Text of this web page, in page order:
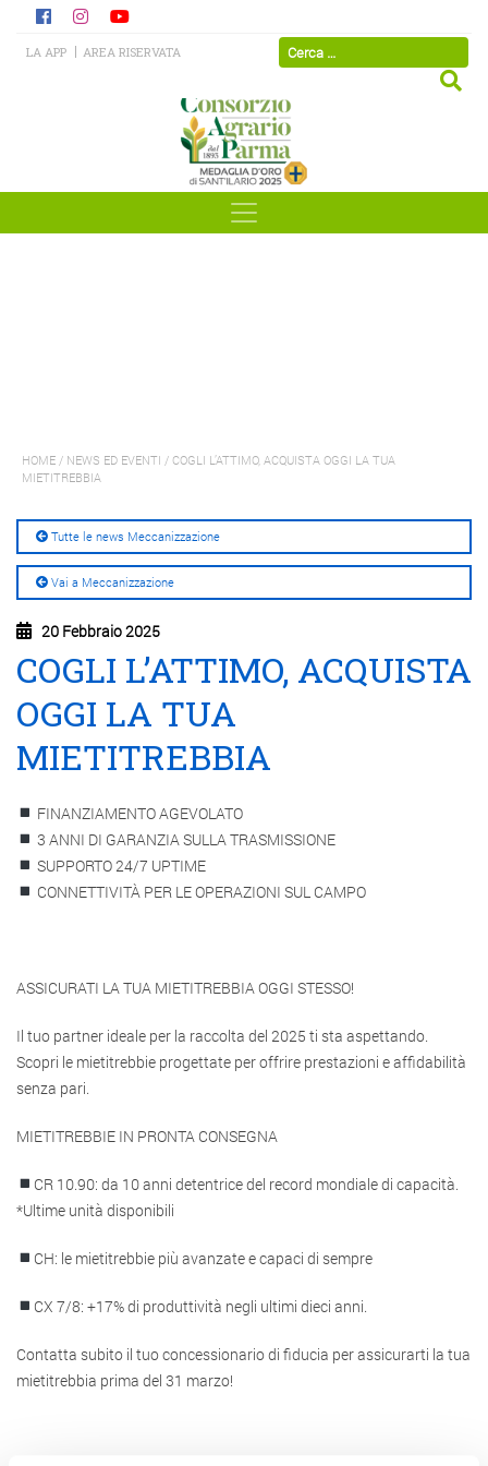
LA APP AREA RISERVATA
HOME / NEWS ED EVENTI / COGLI L’ATTIMO, ACQUISTA OGGI LA TUA
MIETITREBBIA
Tutte le news Meccanizzazione
Vai a Meccanizzazione
20 Febbraio 2025
COGLI L’ATTIMO, ACQUISTA
OGGI LA TUA
MIETITREBBIA
FINANZIAMENTO AGEVOLATO
3 ANNI DI GARANZIA SULLA TRASMISSIONE
SUPPORTO 24/7 UPTIME
CONNETTIVITÀ PER LE OPERAZIONI SUL CAMPO
ASSICURATI LA TUA MIETITREBBIA OGGI STESSO!
Il tuo partner ideale per la raccolta del 2025 ti sta aspettando.
Scopri le mietitrebbie progettate per offrire prestazioni e affidabilità
senza pari.
MIETITREBBIE IN PRONTA CONSEGNA
CR 10.90: da 10 anni detentrice del record mondiale di capacità.
*Ultime unità disponibili
CH: le mietitrebbie più avanzate e capaci di sempre
CX 7/8: +17% di produttività negli ultimi dieci anni.
Contatta subito il tuo concessionario di fiducia per assicurarti la tua
mietitrebbia prima del 31 marzo!